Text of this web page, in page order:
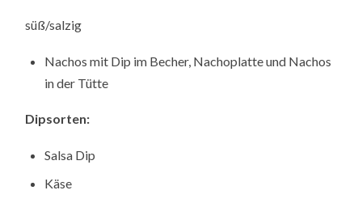
süß/salzig
Nachos mit Dip im Becher, Nachoplatte und Nachos
in der Tütte
Dipsorten:
Salsa Dip
Käse